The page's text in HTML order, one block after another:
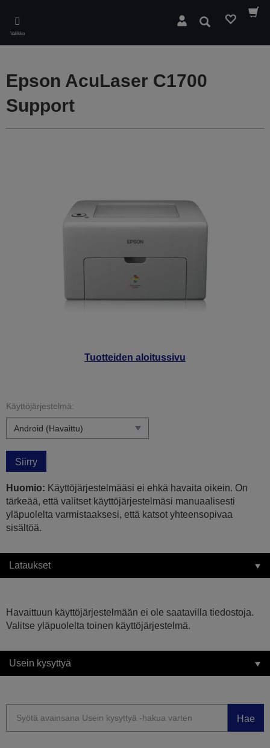
main
content
Valikko
Hae
Tuotteiden aloitussivu
Epson AcuLaser C1700
Support
Käyttöjärjestelmä:
Siirry
Huomio: Käyttöjärjestelmääsi ei ehkä havaita oikein. On
tärkeää, että valitset käyttöjärjestelmäsi manuaalisesti
yläpuolelta varmistaaksesi, että katsot yhteensopivaa
sisältöä.
Lataukset
Havaittuun käyttöjärjestelmään ei ole saatavilla tiedostoja.
Valitse yläpuolelta toinen käyttöjärjestelmä.
Usein kysyttyä
Hae